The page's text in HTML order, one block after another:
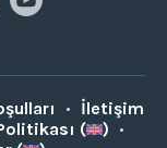
• İletişim
( ) •